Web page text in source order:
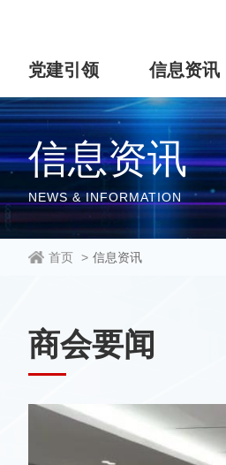
党建引领 信息资讯
信息资讯
NEWS & INFORMATION
首页 > 信息资讯
商会要闻